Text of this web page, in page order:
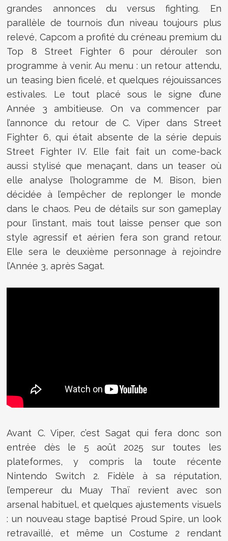
grandes annonces du versus fighting. En
parallèle de tournois d’un niveau toujours plus
relevé, Capcom a profité du créneau premium du
Top 8 Street Fighter 6 pour dérouler son
programme à venir. Au menu : un retour attendu,
un teasing bien ficelé, et quelques réjouissances
estivales. Le tout placé sous le signe d’une
Année 3 ambitieuse. On va commencer par
l’annonce du retour de C. Viper dans Street
Fighter 6, qui était absente de la série depuis
Street Fighter IV. Elle fait fait un come-back
aussi stylisé que menaçant, dans un teaser où
elle analyse l’hologramme de M. Bison, bien
décidée à l’empêcher de replonger le monde
dans le chaos. Peu de détails sur son gameplay
pour l’instant, mais tout laisse penser que son
style agressif et aérien fera son grand retour.
Elle sera le deuxième personnage à rejoindre
l’Année 3, après Sagat.
Avant C. Viper, c’est Sagat qui fera donc son
entrée dès le 5 août 2025 sur toutes les
plateformes, y compris la toute récente
Nintendo Switch 2. Fidèle à sa réputation,
l’empereur du Muay Thaï revient avec son
arsenal habituel, et quelques ajustements visuels
: un nouveau stage baptisé Proud Spire, un look
retravaillé, et même un Costume 2 rendant